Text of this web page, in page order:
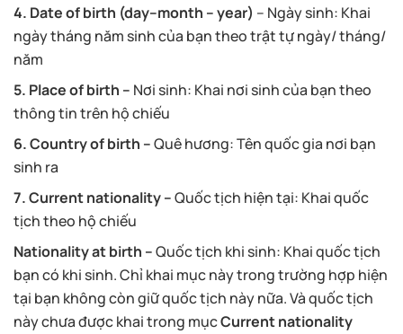
4. Date of birth (day–month – year) – Ngày sinh: Khai
ngày tháng năm sinh của bạn theo trật tự ngày/ tháng/
năm
5. Place of birth – Nơi sinh: Khai nơi sinh của bạn theo
thông tin trên hộ chiếu
6. Country of birth –Quê hương: Tên quốc gia nơi bạn
sinh ra
7. Current nationality –Quốc tịch hiện tại: Khai quốc
tịch theo hộ chiếu
Nationality at birth –Quốc tịch khi sinh: Khai quốc tịch
bạn có khi sinh. Chỉ khai mục này trong trường hợp hiện
tại bạn không còn giữ quốc tịch này nữa. Và quốc tịch
này chưa được khai trong mụcCurrent nationality